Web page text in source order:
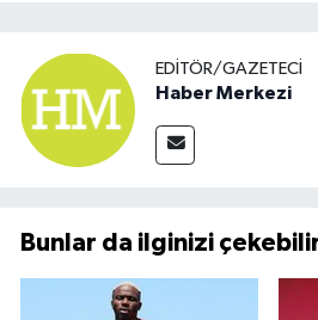
EDITÖR/GAZETECI
Haber Merkezi
Bunlar da ilginizi